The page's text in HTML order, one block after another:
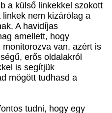
a külső linkekkel szokott
nem kizárólag a
A havidíjas
amellett, hogy
van, azért is
erős oldalakról
is segítjük
mögött tudhasd a
tudni, hogy egy